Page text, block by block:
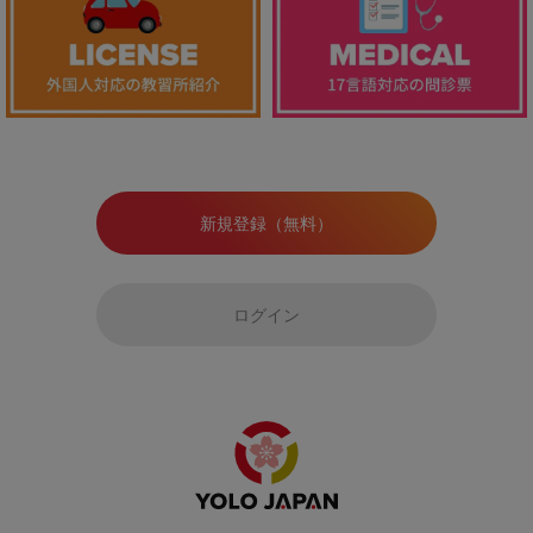
新規登録（無料）
ログイン